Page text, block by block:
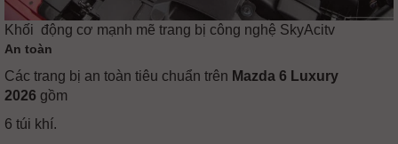
Khối động cơ mạnh mẽ trang bị công nghệ SkyAcitv
An toàn
Các trang bị an toàn tiêu chuẩn trên Mazda 6 Luxury
2026 gồm
6 túi khí.